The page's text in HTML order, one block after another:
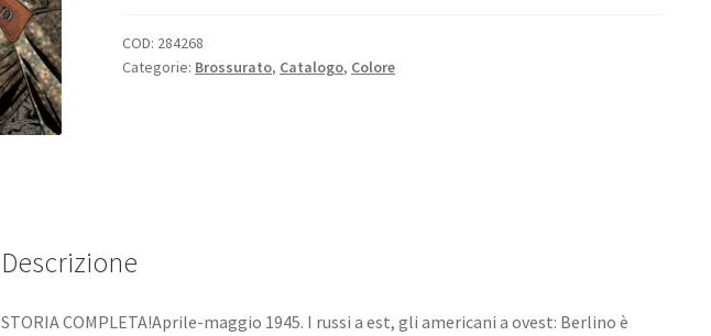
COD: 284268
Categorie: Brossurato, Catalogo, Colore
Descrizione
STORIA COMPLETA!Aprile-maggio 1945. I russi a est, gli americani a ovest: Berlino è